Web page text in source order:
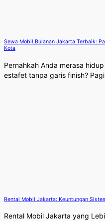
Sewa Mobil Bulanan Jakarta Terbaik:
Kota
Pernahkah Anda merasa
estafet tanpa garis finish?
Rental Mobil Jakarta: Keuntungan
Rental Mobil Jakarta yang